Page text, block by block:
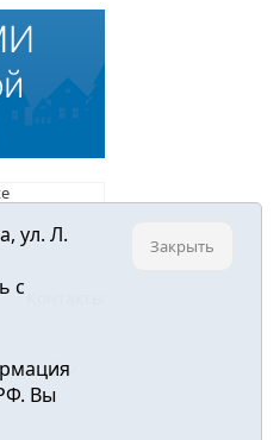
и
ул. Л.
с
Вы
Закрыть